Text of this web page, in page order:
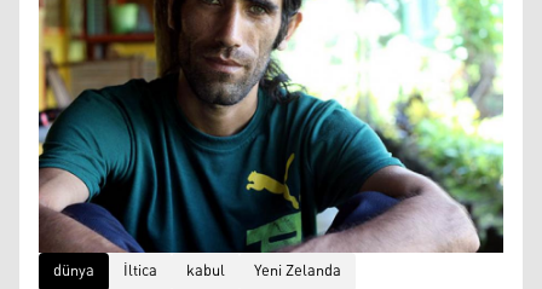
dünya İltica kabul Yeni Zelanda